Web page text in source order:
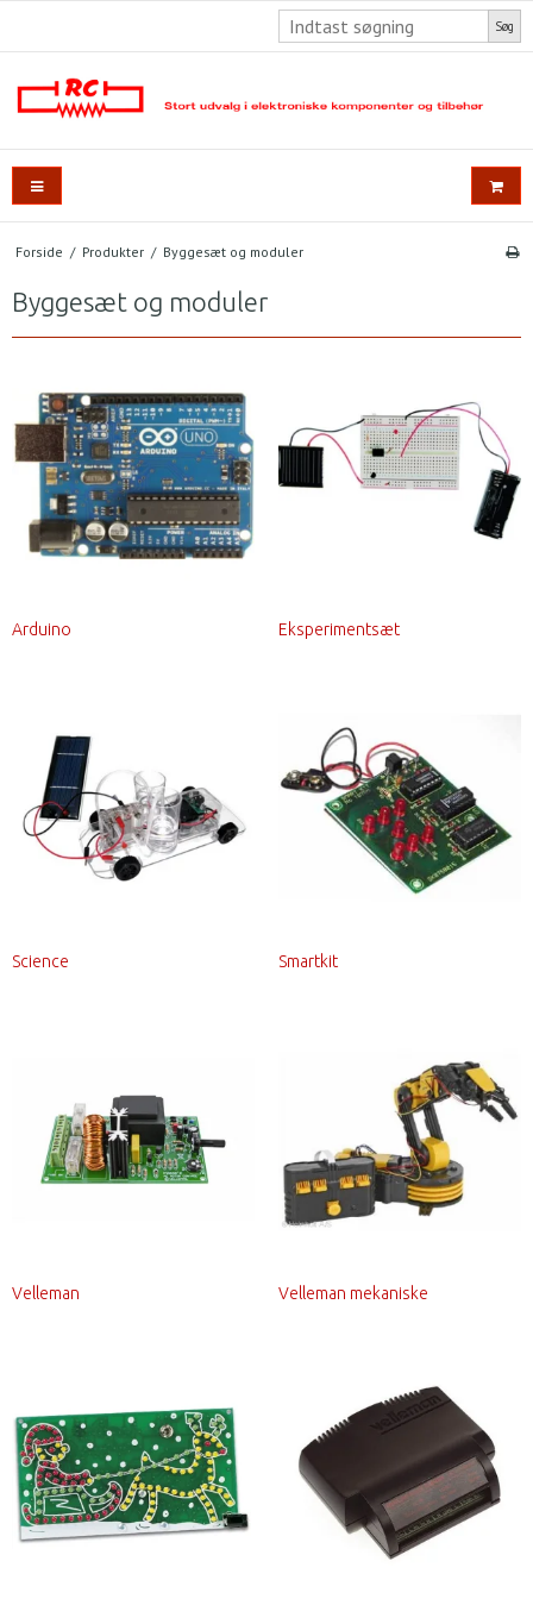
Søg
Forside / Produkter / Byggesæt og moduler
Byggesæt og moduler
Arduino Eksperimentsæt
Science Smartkit
Velleman Velleman mekaniske